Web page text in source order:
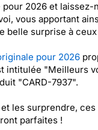
2026 et laissez-
vous apportant
belle surprise à
pour 2026
intitulée "Meilleurs
"CARD-7937".
les surprendre,
parfaites !